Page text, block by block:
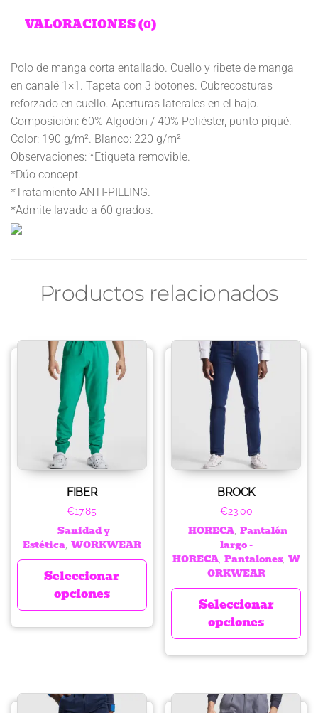
VALORACIONES (0)
Polo de manga corta entallado. Cuello y ribete de manga
en canalé 1×1. Tapeta con 3 botones. Cubrecosturas
reforzado en cuello. Aperturas laterales en el bajo.
Composición: 60% Algodón / 40% Poliéster, punto piqué.
Color: 190 g/m². Blanco: 220 g/m²
Observaciones: *Etiqueta removible.
*Dúo concept.
*Tratamiento ANTI-PILLING.
*Admite lavado a 60 grados.
Productos relacionados
FIBER
€17.85
Sanidad y
Estética, WORKWEAR
Seleccionar
opciones
BROCK
€23.00
HORECA Pantalón
largo -
HORECA, Pantalones, W
ORKWEAR
Seleccionar
opciones